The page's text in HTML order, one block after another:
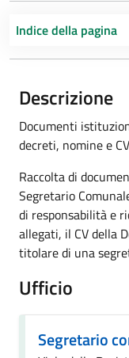
Indice della pagina
Descrizione
Documenti
decreti, nomine e
Raccolta di
Segretario
di responsabilità e
allegati, il CV della
titolare di una
Ufficio
Segretario